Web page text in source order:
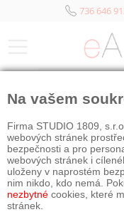
736 646
Na vašem
Firma STUDIO 1809,
webových stránek
bezpečnosti a pro
webových stránek i
uloženy v naprostém
nim nikdo, kdo nemá.
nezbytné cookies, které
stránek.